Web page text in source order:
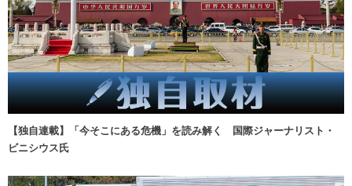
【独自連載】「今そこにある危機」を読み解く 国際ジャーナリスト・
ビニシウス氏